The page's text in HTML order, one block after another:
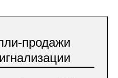
продажи